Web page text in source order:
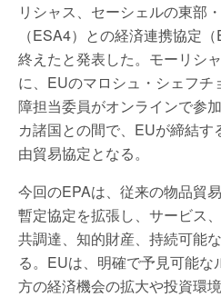
リシャス、セーシェルの東部
（ESA4）との経済連携協定
終えたと発表した。モーリシ
に、EUのマロシュ・シェフチ
障担当委員がオンラインで参
カ諸国との間で、EUが締結す
由貿易協定となる。
今回のEPAは、従来の物品貿
暫定協定を拡張し、サービス
共調達、知的財産、持続可能
る。EUは、明確で予見可能な
方の経済機会の拡大や投資環